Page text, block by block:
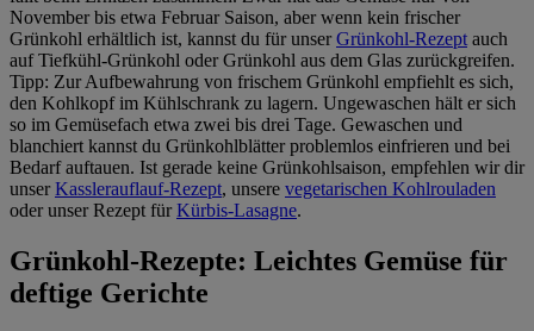
November bis etwa Februar Saison, aber wenn kein frischer
Grünkohl erhältlich ist, kannst du für unserGrünkohl-Rezept auch
auf Tiefkühl-Grünkohl oder Grünkohl aus dem Glas zurückgreifen.
Tipp: Zur Aufbewahrung von frischem Grünkohl empfiehlt es sich,
den Kohlkopf im Kühlschrank zu lagern. Ungewaschen hält er sich
so im Gemüsefach etwa zwei bis drei Tage. Gewaschen und
blanchiert kannst du Grünkohlblätter problemlos einfrieren und bei
Bedarf auftauen. Ist gerade keine Grünkohlsaison, empfehlen wir dir
unserKasslerauflauf-Rezept, unsere vegetarischen Kohlrouladen
oder unser Rezept fürKürbis-Lasagne.
Grünkohl-Rezepte: Leichtes Gemüse für
deftige Gerichte